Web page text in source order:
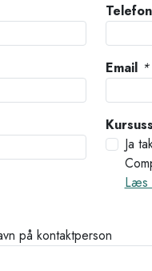
Telefon
Email *
Ja
Læs
på kontaktperson